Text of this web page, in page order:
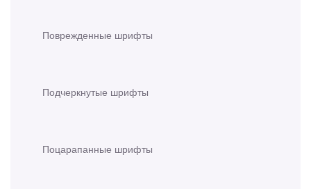
Поврежденные шрифты
Подчеркнутые шрифты
Поцарапанные шрифты